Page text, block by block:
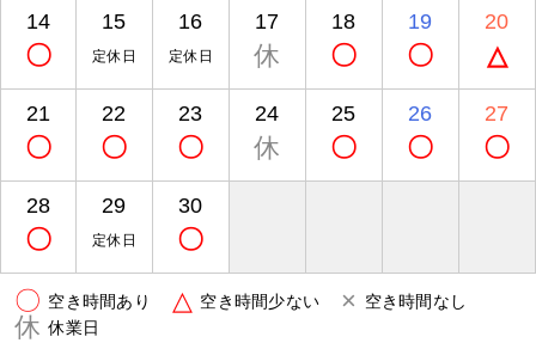
14
〇
15
定休日
16
定休日
17
休
18
〇
19
〇
20
△
21
〇
22
〇
23
〇
24
休
25
〇
26
〇
27
〇
28
〇
29
定休日
30
〇
〇 空き時間あり △ 空き時間少ない × 空き時間なし
休 休業日